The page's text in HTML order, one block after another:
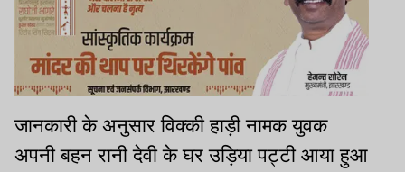
जानकारी के अनुसार विक्की हाड़ी नामक युवक
अपनी बहन रानी देवी के घर उड़िया पट्टी आया हुआ